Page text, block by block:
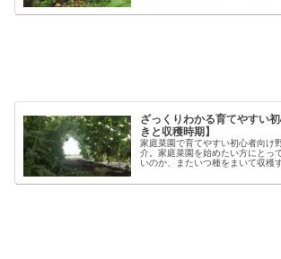
家庭菜園で失敗しないコツと言え
ざっくりわかる育てやすい
きと収穫時期】
家庭菜園で育てやすい初心者向け
介。家庭菜園を始めたい方にとっ
いのか、またいつ種をまいて収穫
類でも「早生」「中生」「晩生」